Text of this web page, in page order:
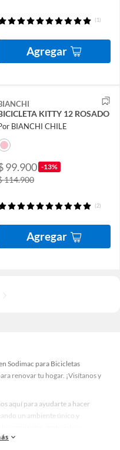
(1)
Agregar
KITTY 12 ROSADO
BIANCHI CHILE
99.900 -13%
114.900
(2)
Agregar
Sodimac para Bicicletas
renovar tu hogar. ¡Visítanos y
aquí para ayudarte a hacer
un ambiente único y
un espacio más tú.